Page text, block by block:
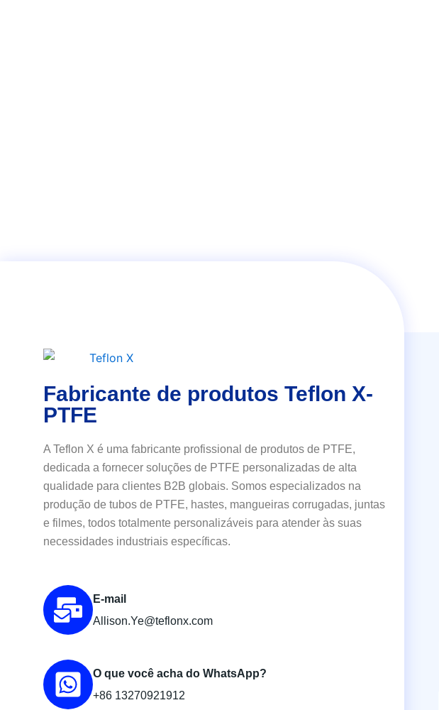
Fabricante de produtos Teflon X-
PTFE
A Teflon X é uma fabricante profissional de produtos de PTFE,
dedicada a fornecer soluções de PTFE personalizadas de alta
qualidade para clientes B2B globais. Somos especializados na
produção de tubos de PTFE, hastes, mangueiras corrugadas, juntas
e filmes, todos totalmente personalizáveis para atender às suas
necessidades industriais específicas.
E-mail
Allison.Ye@teflonx.com
O que você acha do WhatsApp?
+86 13270921912